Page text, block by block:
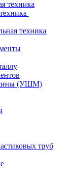
техника
(УШМ)
труб